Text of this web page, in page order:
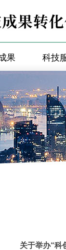
果 科技
关于举办“科